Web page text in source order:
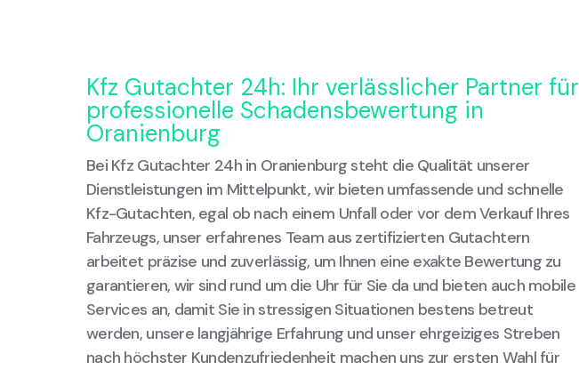
Kfz Gutachter 24h: Ihr verlässlicher Partner für
professionelle Schadensbewertung in
Oranienburg
Bei Kfz Gutachter 24h in Oranienburg steht die Qualität unserer
Dienstleistungen im Mittelpunkt, wir bieten umfassende und schnelle
Kfz-Gutachten, egal ob nach einem Unfall oder vor dem Verkauf Ihres
Fahrzeugs, unser erfahrenes Team aus zertifizierten Gutachtern
arbeitet präzise und zuverlässig, um Ihnen eine exakte Bewertung zu
garantieren, wir sind rund um die Uhr für Sie da und bieten auch mobile
Services an, damit Sie in stressigen Situationen bestens betreut
werden, unsere langjährige Erfahrung und unser ehrgeiziges Streben
nach höchster Kundenzufriedenheit machen uns zur ersten Wahl für